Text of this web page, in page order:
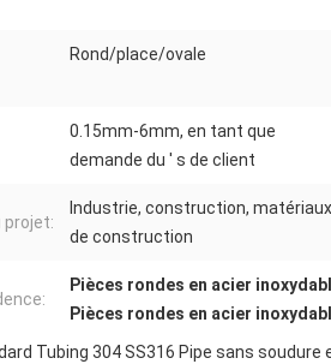
Rond/place/ovale
0.15mm-6mm, en tant que
demande du ′ s de client
projet:
Industrie, construction, matériaux
de construction
Pièces rondes en acier
Pièces rondes en acier
Tubing 304 SS316 Pipe sans soudure